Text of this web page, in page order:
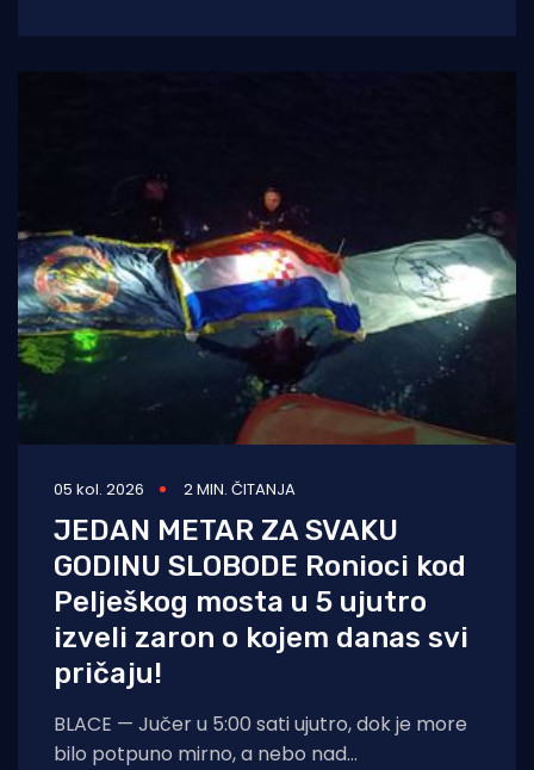
05 kol. 2026 2 MIN. ČITANJA
JEDAN METAR ZA SVAKU
GODINU SLOBODE Ronioci kod
Pelješkog mosta u 5 ujutro
izveli zaron o kojem danas svi
pričaju!
BLACE — Jučer u 5:00 sati ujutro, dok je more
bilo potpuno mirno, a nebo nad